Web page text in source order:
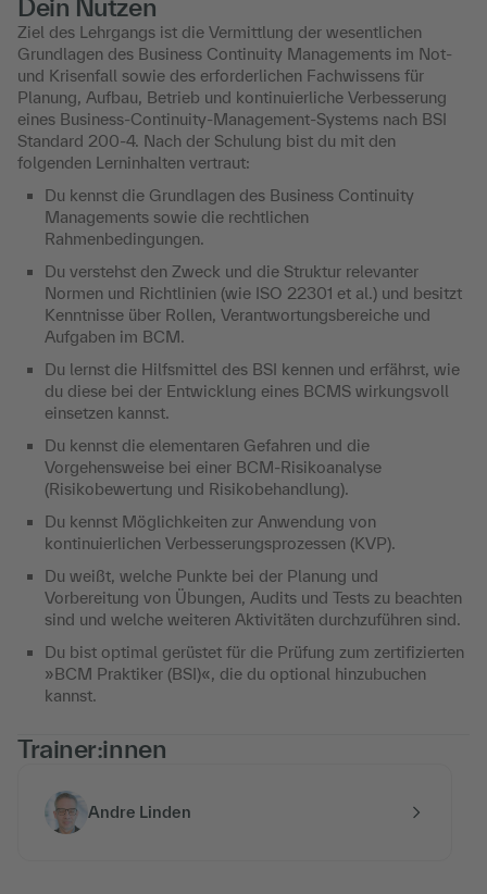
Dein Nutzen
Ziel des Lehrgangs ist die Vermittlung der wesentlichen
Grundlagen des Business Continuity Managements im Not-
und Krisenfall sowie des erforderlichen Fachwissens für
Planung, Aufbau, Betrieb und kontinuierliche Verbesserung
eines Business-Continuity-Management-Systems nach BSI
Standard 200-4. Nach der Schulung bist du mit den
folgenden Lerninhalten vertraut:
Du kennst die Grundlagen des Business Continuity
Managements sowie die rechtlichen
Rahmenbedingungen.
Du verstehst den Zweck und die Struktur relevanter
Normen und Richtlinien (wie ISO 22301 et al.) und besitzt
Kenntnisse über Rollen, Verantwortungsbereiche und
Aufgaben im BCM.
Du lernst die Hilfsmittel des BSI kennen und erfährst, wie
du diese bei der Entwicklung eines BCMS wirkungsvoll
einsetzen kannst.
Du kennst die elementaren Gefahren und die
Vorgehensweise bei einer BCM-Risikoanalyse
(Risikobewertung und Risikobehandlung).
Du kennst Möglichkeiten zur Anwendung von
kontinuierlichen Verbesserungsprozessen (KVP).
Du weißt, welche Punkte bei der Planung und
Vorbereitung von Übungen, Audits und Tests zu beachten
sind und welche weiteren Aktivitäten durchzuführen sind.
Du bist optimal gerüstet für die Prüfung zum zertifizierten
»BCM Praktiker (BSI)«, die du optional hinzubuchen
kannst.
Trainer:innen
Andre Linden